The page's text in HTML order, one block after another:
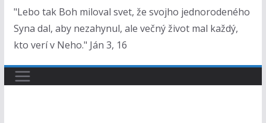
"Lebo tak Boh miloval svet, že svojho jednorodeného
Syna dal, aby nezahynul, ale večný život mal každý,
kto verí v Neho." Ján 3, 16